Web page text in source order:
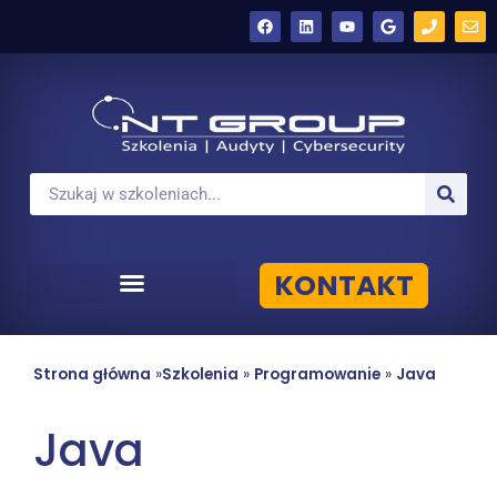
KONTAKT
Strona główna »Szkolenia » Programowanie » Java
Java